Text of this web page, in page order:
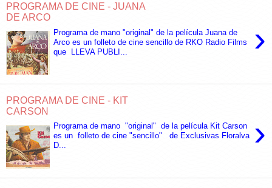
PROGRAMA DE CINE - JUANA
DE ARCO
›
Programa de mano "original" de la película Juana de
Arco es un folleto de cine sencillo de RKO Radio Films
que LLEVA PUBLI...
PROGRAMA DE CINE - KIT
CARSON
›
Programa de mano "original" de la película Kit Carson
es un folleto de cine "sencillo" de Exclusivas Floralva
D...